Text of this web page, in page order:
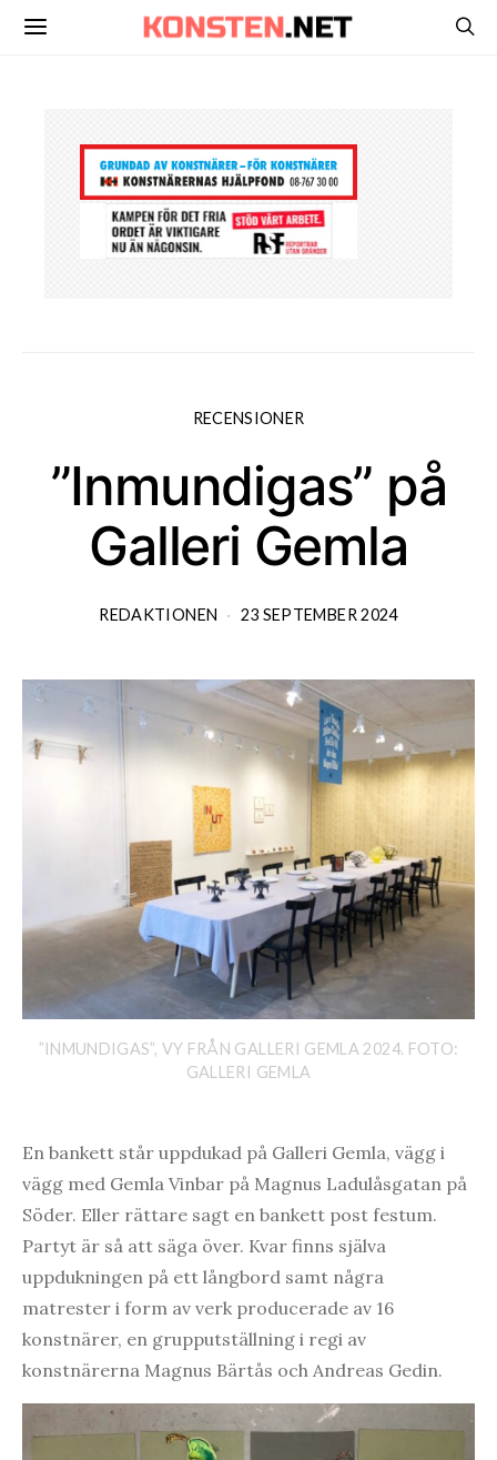
RECENSIONER
”Inmundigas” på
Galleri Gemla
REDAKTIONEN 23 SEPTEMBER 2024
”INMUNDIGAS”, VY FRÅN GALLERI GEMLA 2024. FOTO:
GALLERI GEMLA
En bankett står uppdukad på Galleri Gemla, vägg i
vägg med Gemla Vinbar på Magnus Ladulåsgatan på
Söder. Eller rättare sagt en bankett post festum.
Partyt är så att säga över. Kvar finns själva
uppdukningen på ett långbord samt några
matrester i form av verk producerade av 16
konstnärer, en grupputställning i regi av
konstnärerna Magnus Bärtås och Andreas Gedin.